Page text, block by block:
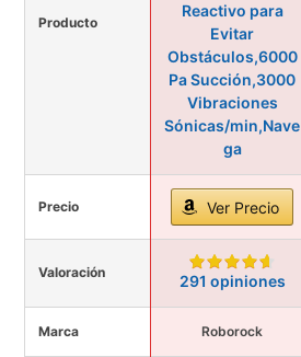
Producto
Reactivo para
Evitar
Obstáculos,6000
Pa Succión,3000
Vibraciones
Sónicas/min,Nave
ga
Precio Ver Precio
Valoración 291 opiniones
Marca Roborock